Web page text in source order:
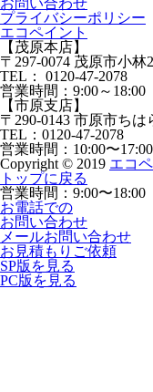
お問い合わせ
プライバシーポリシー
エコペイント
【茂原本店】
〒297-0074 茂原市小林
TEL：
0120-47-2078
営業時間： 9:00～18:00
【市原支店】
〒290-0143 市原市ちは
TEL： 0120-47-2078
営業時間： 10:00〜
Copyright © 2019 エコ
トップに戻る
営業時間： 9:00〜18:00
お電話での
お問い合わせ
メールお問い合わせ
お見積もりご依頼
SP版を見る
PC版を見る